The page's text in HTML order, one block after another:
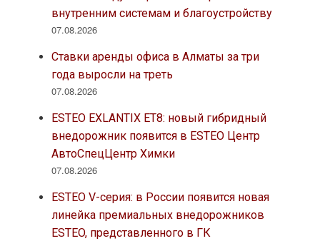
внутренним системам и благоустройству
07.08.2026
Ставки аренды офиса в Алматы за три
года выросли на треть
07.08.2026
ESTEO EXLANTIX ET8: новый гибридный
внедорожник появится в ESTEO Центр
АвтоСпецЦентр Химки
07.08.2026
ESTEO V-серия: в России появится новая
линейка премиальных внедорожников
ESTEO, представленного в ГК